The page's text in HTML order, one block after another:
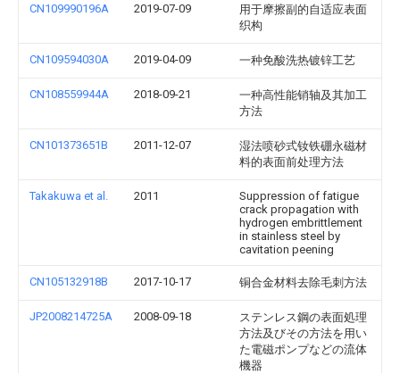
CN109990196A 2019-07-09
用于摩擦副的自适应表面
织构
CN109594030A 2019-04-09 一种免酸洗热镀锌工艺
CN108559944A 2018-09-21
一种高性能销轴及其加工
方法
CN101373651B 2011-12-07
湿法喷砂式钕铁硼永磁材
料的表面前处理方法
Takakuwa et al. 2011
Suppression of fatigue
crack propagation with
hydrogen embrittlement
in stainless steel by
cavitation peening
CN105132918B 2017-10-17 铜合金材料去除毛刺方法
JP2008214725A 2008-09-18
ステンレス鋼の表面処理
方法及びその方法を用い
た電磁ポンプなどの流体
機器